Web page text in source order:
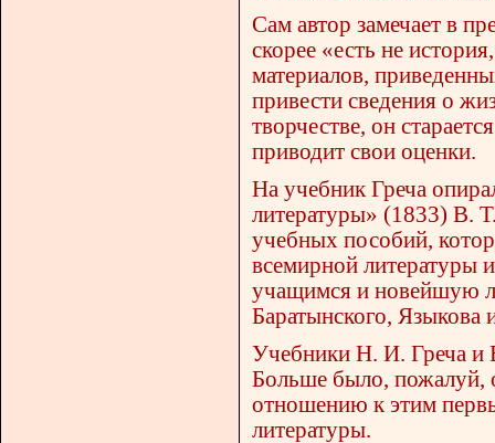
Сам автор замечает в
скорее «есть не
материалов,
привести сведения о
творчестве, он
приводит свои оценки.
На учебник Греча
литературы» (1833) В.
учебных пособий,
всемирной литературы
учащимся и новейшую
Баратынского,
Учебники Н. И. Греча и
Больше было, пожалуй,
отношению к этим
литературы.